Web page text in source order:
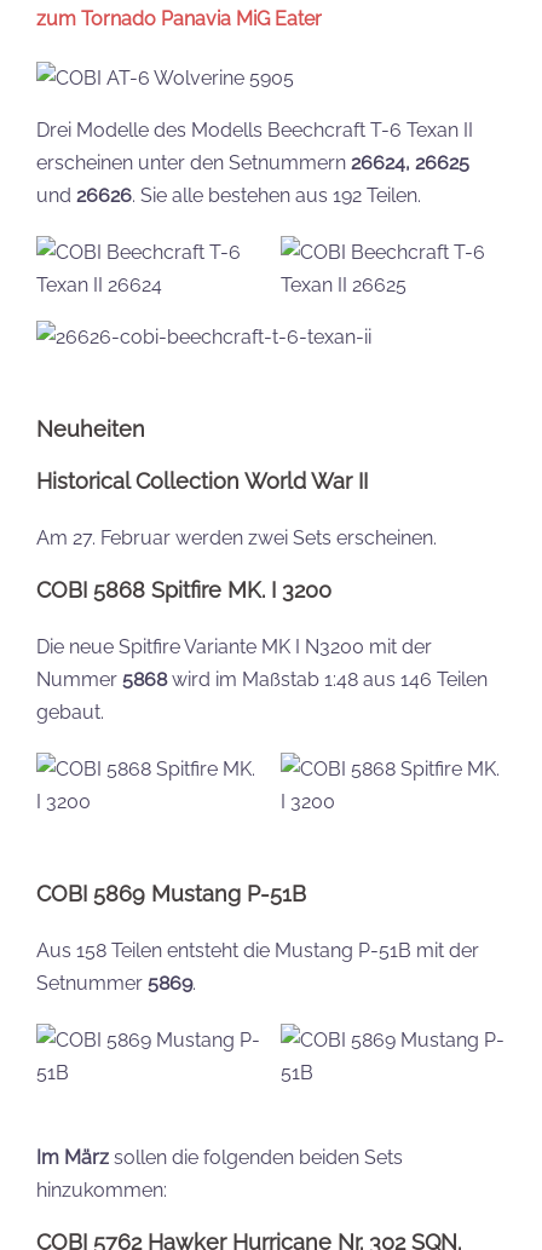
zum Tornado Panavia MiG Eater
Drei Modelle des Modells Beechcraft T-6 Texan II
erscheinen unter den Setnummern 26624, 26625
und 26626. Sie alle bestehen aus 192 Teilen.
Neuheiten
Historical Collection World War II
Am 27. Februar werden zwei Sets erscheinen.
COBI 5868 Spitfire MK. I 3200
Die neue Spitfire Variante MK I N3200 mit der
Nummer 5868wird im Maßstab 1:48 aus 146 Teilen
gebaut.
COBI 5869 Mustang P-51B
Aus 158 Teilen entsteht die Mustang P-51B mit der
Setnummer 5869.
Im März sollen die folgenden beiden Sets
hinzukommen:
COBI 5762 Hawker Hurricane Nr. 302 SQN.